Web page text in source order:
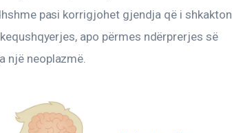
pasi korrigjohet gjendja që i shkakton
apo përmes ndërprerjes së
një neoplazmë.